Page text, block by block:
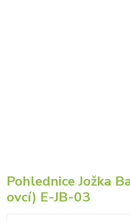
Pohlednice Jožka
ovcí) E-JB-03